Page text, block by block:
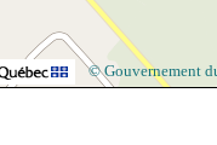
© Gouvernement